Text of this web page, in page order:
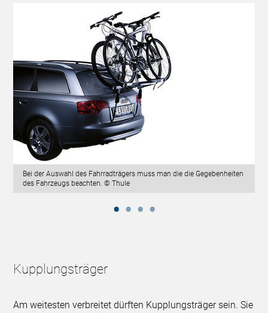
Bei der Auswahl des Fahrradträgers muss man die die Gegebenheiten
des Fahrzeugs beachten. © Thule
Kupplungsträger
Am weitesten verbreitet dürften Kupplungsträger sein. Sie